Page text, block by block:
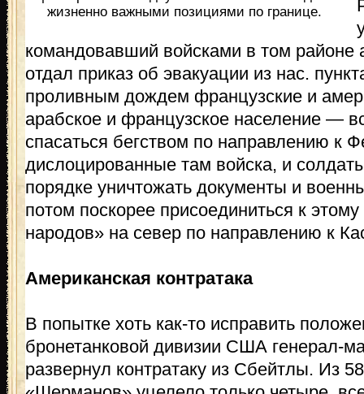
жизненно важными позициями по границе.
командовавший войсками в том районе
отдал приказ об эвакуации из нас.
проливным дождем французские и
арабское и французское население —
спасаться бегством по направлению к
дислоцированные там войска, и
порядке уничтожать документы и
потом поскорее присоединиться к
народов» на север по направлению к
Американская контратака
В попытке хоть как-то исправить
бронетанковой дивизии США генерал-
развернул контратаку из Сбейтлы. Из